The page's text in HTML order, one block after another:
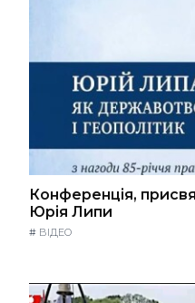
Конференція,
Юрія Липи
# ВІДЕО